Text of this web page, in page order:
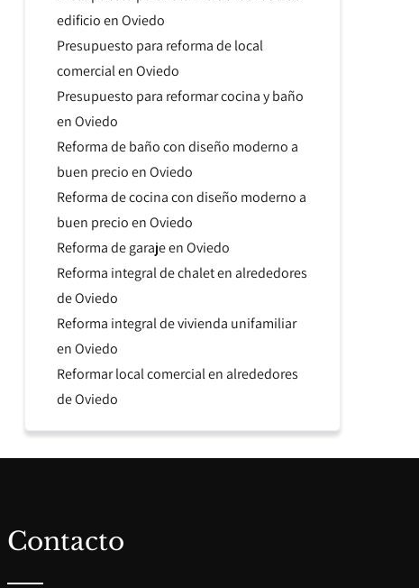
edificio en Oviedo
Presupuesto para reforma de local
comercial en Oviedo
Presupuesto para reformar cocina y baño
en Oviedo
Reforma de baño con diseño moderno a
buen precio en Oviedo
Reforma de cocina con diseño moderno a
buen precio en Oviedo
Reforma de garaje en Oviedo
Reforma integral de chalet en alrededores
de Oviedo
Reforma integral de vivienda unifamiliar
en Oviedo
Reformar local comercial en alrededores
de Oviedo
Contacto